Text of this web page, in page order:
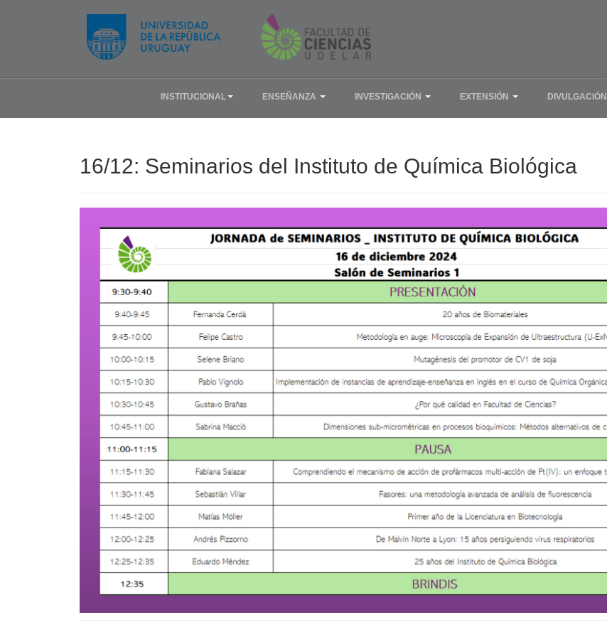
INSTITUCIONAL ENSEÑANZA INVESTIGACIÓN EXTENSIÓN DIVULGACIÓN
16/12: Seminarios del Instituto de Química Biológica